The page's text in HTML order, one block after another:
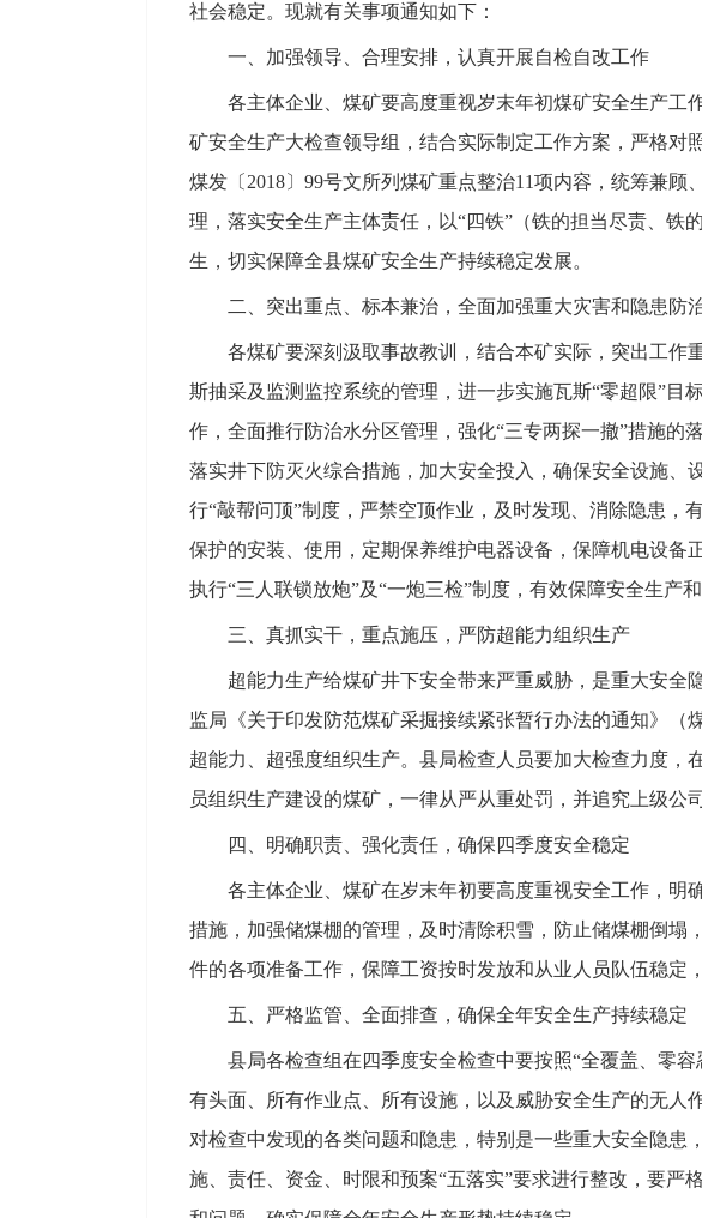
社会稳定。现就有关事项通知如下：
一、加强领导、合理安排，认真开展自检自改工作
各主体企业、煤矿要高度重视岁末年初煤矿安全生产工
矿安全生产大检查领导组，结合实际制定工作方案，严格对
煤发〔2018〕99号文所列煤矿重点整治11项内容，统筹兼
理，落实安全生产主体责任，以“四铁”（铁的担当尽责、
生，切实保障全县煤矿安全生产持续稳定发展。
二、突出重点、标本兼治，全面加强重大灾害和隐患防
各煤矿要深刻汲取事故教训，结合本矿实际，突出工作
斯抽采及监测监控系统的管理，进一步实施瓦斯“零超限”
作，全面推行防治水分区管理，强化“三专两探一撤”措施
落实井下防灭火综合措施，加大安全投入，确保安全设施、
行“敲帮问顶”制度，严禁空顶作业，及时发现、消除隐患
保护的安装、使用，定期保养维护电器设备，保障机电设
执行“三人联锁放炮”及“一炮三检”制度，有效保障安全生产和
三、真抓实干，重点施压，严防超能力组织生产
超能力生产给煤矿井下安全带来严重威胁，是重大安全
监局《关于印发防范煤矿采掘接续紧张暂行办法的通知》（
超能力、超强度组织生产。县局检查人员要加大检查力度
员组织生产建设的煤矿，一律从严从重处罚，并追究上级公
四、明确职责、强化责任，确保四季度安全稳定
各主体企业、煤矿在岁末年初要高度重视安全工作，明
措施，加强储煤棚的管理，及时清除积雪，防止储煤棚倒
件的各项准备工作，保障工资按时发放和从业人员队伍稳定
五、严格监管、全面排查，确保全年安全生产持续稳定
县局各检查组在四季度安全检查中要按照“全覆盖、零容
有头面、所有作业点、所有设施，以及威胁安全生产的无人
对检查中发现的各类问题和隐患，特别是一些重大安全隐
施、责任、资金、时限和预案“五落实”要求进行整改，要